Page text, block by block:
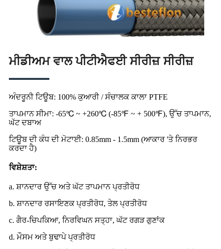
ਮੀਡੀਅਮ ਵਾਲ ਪੀਟੀਐਫਈ ਸੀਰੀਜ਼ ਸੀਰੀਜ਼
ਅੰਦਰੂਨੀ ਟਿਊਬ: 100% ਕੁਆਰੀ / ਸੰਚਾਲਕ ਕਾਲਾ PTFE
ਤਾਪਮਾਨ ਸੀਮਾ: -65℃ ~ +260℃ (-85℉ ~ + 500℉), ਉੱਚ ਤਾਪਮਾਨ,
ਘੱਟ ਦਬਾਅ
ਟਿਊਬ ਦੀ ਕੰਧ ਦੀ ਮੋਟਾਈ: 0.85mm - 1.5mm (ਆਕਾਰ 'ਤੇ ਨਿਰਭਰ
ਕਰਦਾ ਹੈ)
ਵਿਸ਼ੇਸ਼ਤਾ:
a. ਸ਼ਾਨਦਾਰ ਉੱਚ ਅਤੇ ਘੱਟ ਤਾਪਮਾਨ ਪ੍ਰਤੀਰੋਧ
b. ਸ਼ਾਨਦਾਰ ਰਸਾਇਣਕ ਪ੍ਰਤੀਰੋਧ, ਤੇਲ ਪ੍ਰਤੀਰੋਧ
c. ਗੈਰ-ਚਿਪਕਿਆ, ਨਿਰਵਿਘਨ ਸਤ੍ਹਾ, ਘੱਟ ਰਗੜ ਗੁਣਾਂਕ
d. ਮੌਸਮ ਅਤੇ ਬੁਢਾਪੇ ਪ੍ਰਤੀਰੋਧ